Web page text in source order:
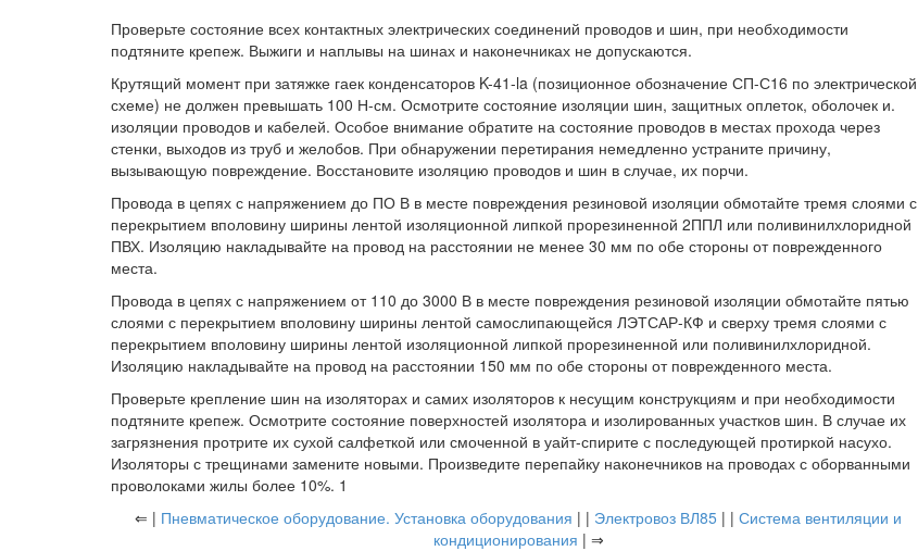
Проверьте состояние всех контактных электрических соединений проводов и шин, при необходимости
подтяните крепеж. Выжиги и наплывы на шинах и наконечниках не допускаются.
Крутящий момент при затяжке гаек конденсаторов K-41-la (позиционное обозначение СП-С16 по электрической
схеме) не должен превышать 100 Н-см. Осмотрите состояние изоляции шин, защитных оплеток, оболочек и.
изоляции проводов и кабелей. Особое внимание обратите на состояние проводов в местах прохода через
стенки, выходов из труб и желобов. При обнаружении перетирания немедленно устраните причину,
вызывающую повреждение. Восстановите изоляцию проводов и шин в случае, их порчи.
Провода в цепях с напряжением до ПО В в месте повреждения резиновой изоляции обмотайте тремя слоями с
перекрытием вполовину ширины лентой изоляционной липкой прорезиненной 2ППЛ или поливинилхлоридной
ПВХ. Изоляцию накладывайте на провод на расстоянии не менее 30 мм по обе стороны от поврежденного
места.
Провода в цепях с напряжением от 110 до 3000 В в месте повреждения резиновой изоляции обмотайте пятью
слоями с перекрытием вполовину ширины лентой самослипающейся ЛЭТСАР-КФ и сверху тремя слоями с
перекрытием вполовину ширины лентой изоляционной липкой прорезиненной или поливинилхлоридной.
Изоляцию накладывайте на провод на расстоянии 150 мм по обе стороны от поврежденного места.
Проверьте крепление шин на изоляторах и самих изоляторов к несущим конструкциям и при необходимости
подтяните крепеж. Осмотрите состояние поверхностей изолятора и изолированных участков шин. В случае их
загрязнения протрите их сухой салфеткой или смоченной в уайт-спирите с последующей протиркой насухо.
Изоляторы с трещинами замените новыми. Произведите перепайку наконечников на проводах с оборванными
проволоками жилы более 10%. 1
⇐ | Пневматическое оборудование. Установка оборудования | | Электровоз ВЛ85 | | Система вентиляции и
кондиционирования | ⇒